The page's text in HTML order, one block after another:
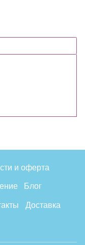
и оферта
Блог
Доставка